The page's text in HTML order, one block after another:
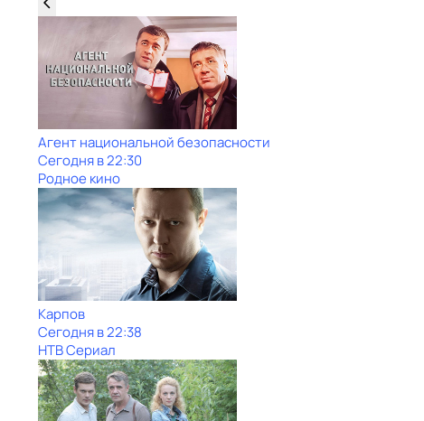
Агент национальной безопасности
Сегодня в 22:30
Родное кино
Карпов
Сегодня в 22:38
НТВ Сериал